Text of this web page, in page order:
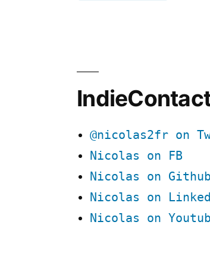
@nicolas2fr on
Nicolas on FB
Nicolas on Github
Nicolas on
Nicolas on